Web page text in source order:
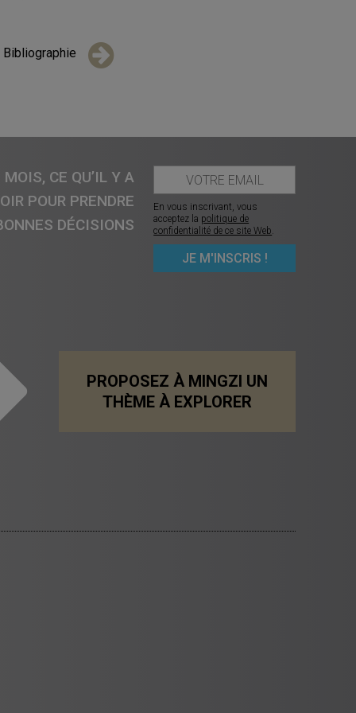
Bibliographie
MOIS, CE QU’IL Y A
POUR PRENDRE
DÉCISIONS
En vous inscrivant, vous
acceptez la politique de
confidentialité de ce site Web.
PROPOSEZ À MINGZI UN
THÈME À EXPLORER